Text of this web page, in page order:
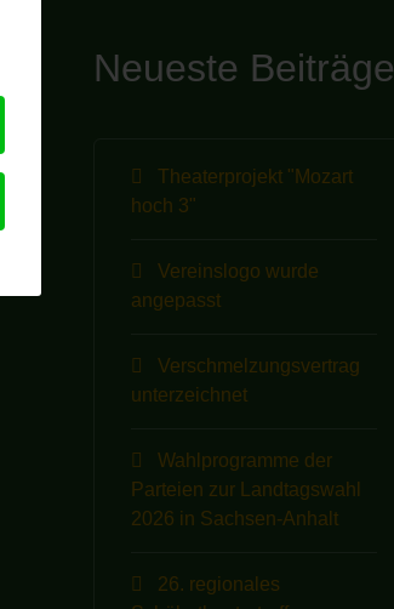
Neueste Beiträge
Theaterprojekt "Mozart
hoch 3"
Vereinslogo wurde
angepasst
Verschmelzungsvertrag
unterzeichnet
Wahlprogramme der
Parteien zur Landtagswahl
2026 in Sachsen-Anhalt
26. regionales